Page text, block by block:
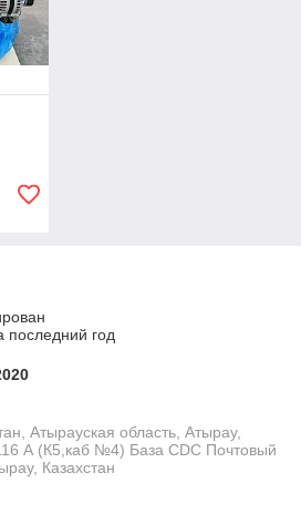
последний год
Атырауская область, Атырау,
А (К5,каб №4) База CDC Почтовый
Казахстан